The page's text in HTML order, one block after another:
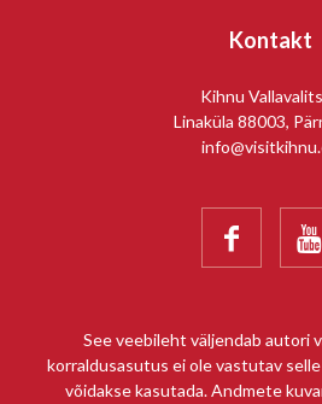
Kontakt
Kihnu
Linaküla 88003,
 
See veebileht väljendab autori
korraldusasutus ei ole vastutav
võidakse kasutada. Andmete